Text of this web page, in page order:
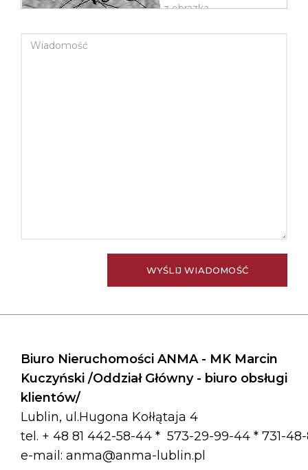
Biuro Nieruchomości ANMA - MK Marcin
Kuczyński /Oddział Główny - biuro obsługi
klientów/
Lublin, ul.Hugona Kołłątaja 4
tel. + 48 81 442-58-44 * 573-29-99-44 * 731-
e-mail: anma@anma-lublin.pl